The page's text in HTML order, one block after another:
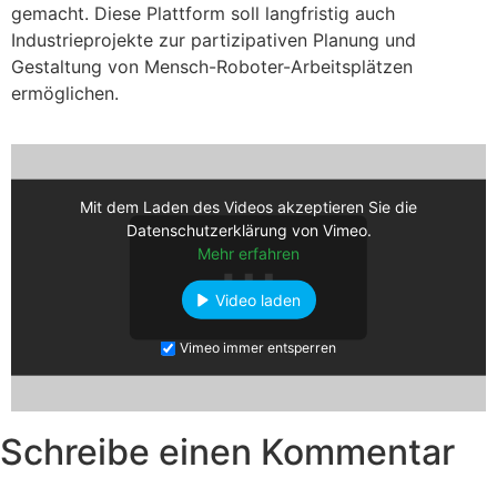
gemacht. Diese Plattform soll langfristig auch
Industrieprojekte zur partizipativen Planung und
Gestaltung von Mensch-Roboter-Arbeitsplätzen
ermöglichen.
Mit dem Laden des Videos akzeptieren Sie die
Datenschutzerklärung von Vimeo.
Mehr erfahren
Video laden
Vimeo immer entsperren
Schreibe einen Kommentar